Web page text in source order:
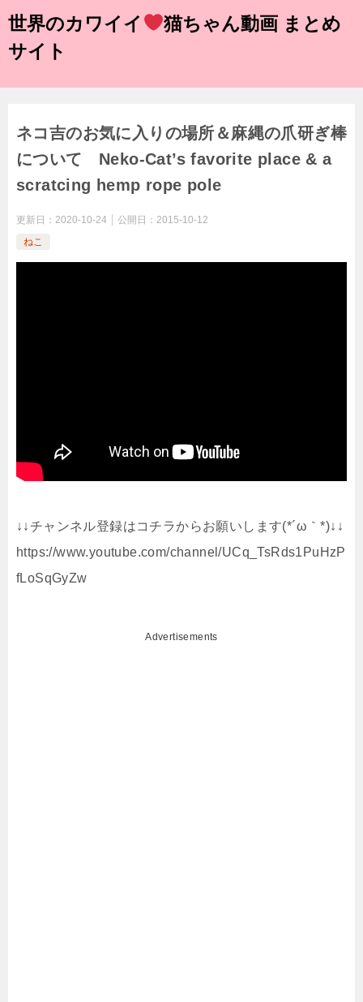
世界のカワイイ
猫ちゃん動画 まとめ
サイト
ネコ吉のお気に入りの場所＆麻縄の爪研ぎ棒
について Neko-Cat’s favorite place & a
scratcing hemp rope pole
更新日： 2020-10-24 公開日： 2015-10-12
ねこ
↓↓チャンネル登録はコチラからお願いします(*´ω｀*)↓↓
https://www.youtube.com/channel/UCq_TsRds1PuHzP
fLoSqGyZw
Advertisements